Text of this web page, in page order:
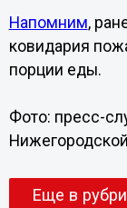
Напомним,
ковидария
порции еды.
Фото: пресс-
Еще в